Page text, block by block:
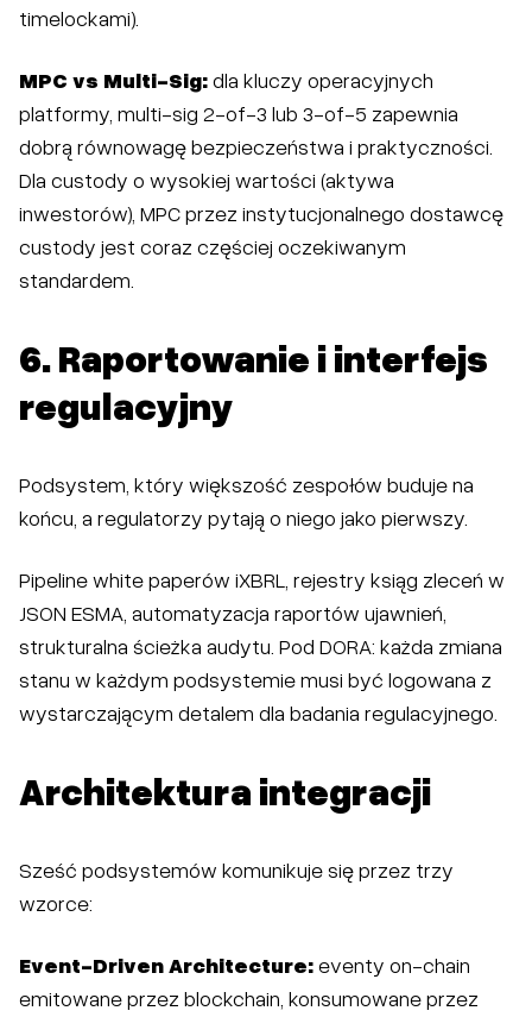
timelockami).
MPC vs Multi-Sig:dla kluczy operacyjnych
platformy, multi-sig 2-of-3 lub 3-of-5 zapewnia
dobrą równowagę bezpieczeństwa i praktyczności.
Dla custody o wysokiej wartości (aktywa
inwestorów), MPC przez instytucjonalnego dostawcę
custody jest coraz częściej oczekiwanym
standardem.
6. Raportowanie i interfejs
regulacyjny
Podsystem, który większość zespołów buduje na
końcu, a regulatorzy pytają o niego jako pierwszy.
Pipeline white paperów iXBRL, rejestry ksiąg zleceń w
JSON ESMA, automatyzacja raportów ujawnień,
strukturalna ścieżka audytu. Pod DORA: każda zmiana
stanu w każdym podsystemie musi być logowana z
wystarczającym detalem dla badania regulacyjnego.
Architektura integracji
Sześć podsystemów komunikuje się przez trzy
wzorce:
Event-Driven Architecture:eventy on-chain
emitowane przez blockchain, konsumowane przez